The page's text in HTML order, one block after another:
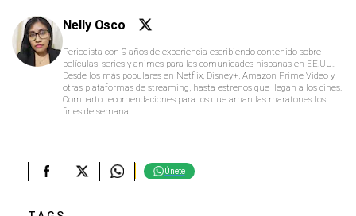
Nelly Osco
Periodista con 9 años de experiencia escribiendo contenido sobre
películas, series y animes para las comunidades hispanas en EE.UU..
Desde los más populares en Netflix, Disney+, Amazon Prime Video y
otras plataformas de streaming, hasta estrenos que llegan a los cines.
Comparto recomendaciones para los que aman las maratones los
fines de semana.
Únete